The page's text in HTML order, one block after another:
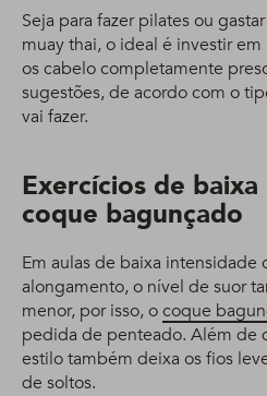
Seja para fazer pilates ou
muay thai, o ideal é investir
os cabelo completamente
sugestões, de acordo com o
vai fazer.
Exercícios de
coque bagunçado
Em aulas de baixa intensidade
alongamento, o nível de suor
menor, por isso, ocoque
pedida de penteado. Além de
estilo também deixa os fios
de soltos.